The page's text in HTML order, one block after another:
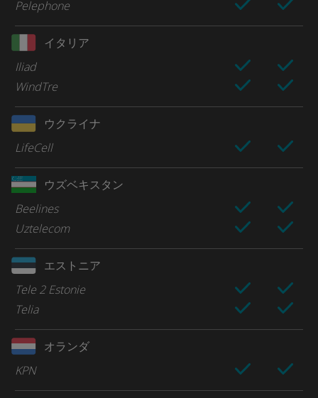
Pelephone
イタリア
Iliad
WindTre
ウクライナ
LifeCell
ウズベキスタン
Beelines
Uztelecom
エストニア
Tele 2 Estonie
Telia
オランダ
KPN